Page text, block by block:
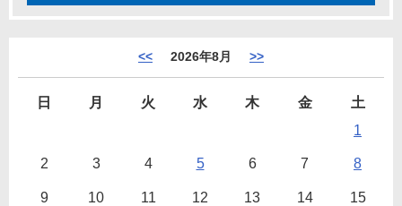
<< 2026年8月 >>
日 月 火 水 木 金
土
1
2 3 4 5 6 7 8
9 10 11 12 13 14 15